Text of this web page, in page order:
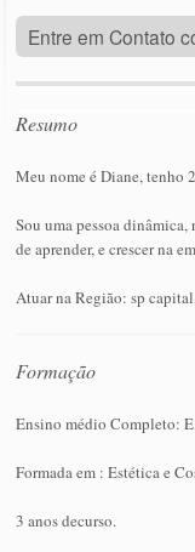
Entre em Contato
Resumo
Meu nome é Diane, tenho
Sou uma pessoa
de aprender, e crescer na
Atuar na Região: sp
Formação
Ensino médio Completo:
Formada em : Estética e
3 anos decurso.